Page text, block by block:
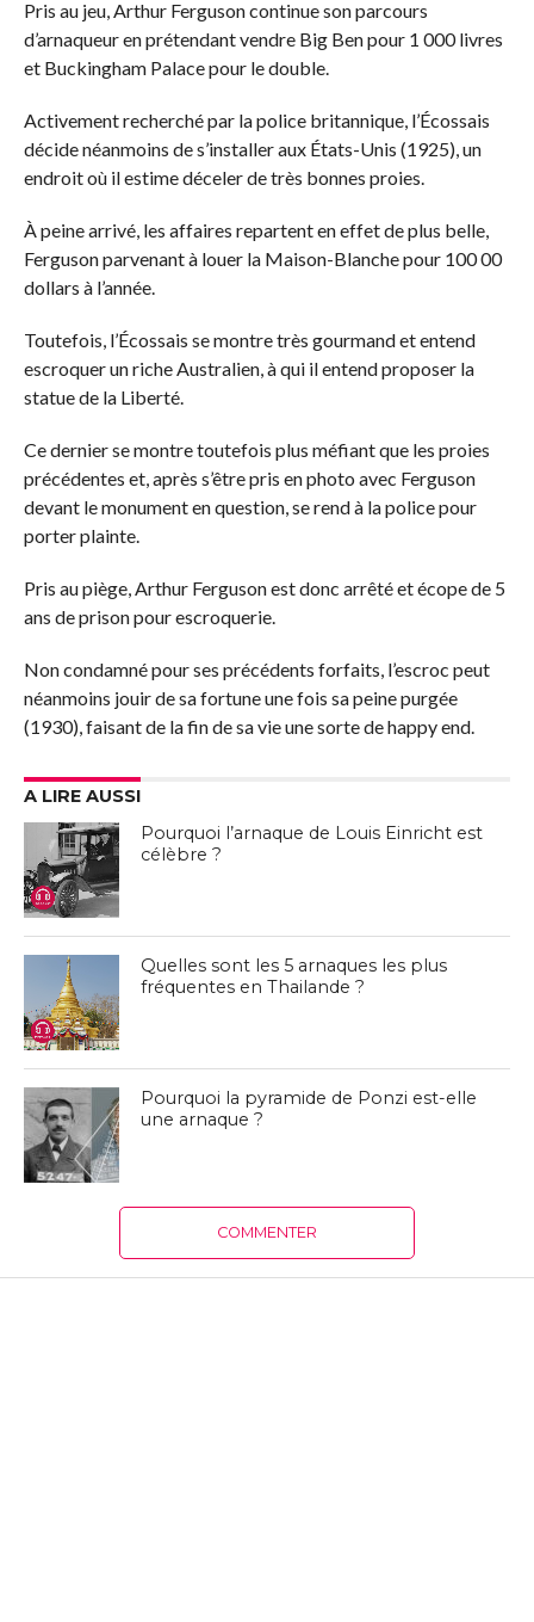
Pris au jeu, Arthur Ferguson continue son parcours
d’arnaqueur en prétendant vendre Big Ben pour 1 000 livres
et Buckingham Palace pour le double.
Activement recherché par la police britannique, l’Écossais
décide néanmoins de s’installer aux États-Unis (1925), un
endroit où il estime déceler de très bonnes proies.
À peine arrivé, les affaires repartent en effet de plus belle,
Ferguson parvenant à louer la Maison-Blanche pour 100 00
dollars à l’année.
Toutefois, l’Écossais se montre très gourmand et entend
escroquer un riche Australien, à qui il entend proposer la
statue de la Liberté.
Ce dernier se montre toutefois plus méfiant que les proies
précédentes et, après s’être pris en photo avec Ferguson
devant le monument en question, se rend à la police pour
porter plainte.
Pris au piège, Arthur Ferguson est donc arrêté et écope de 5
ans de prison pour escroquerie.
Non condamné pour ses précédents forfaits, l’escroc peut
néanmoins jouir de sa fortune une fois sa peine purgée
(1930), faisant de la fin de sa vie une sorte de happy end.
A LIRE AUSSI
Pourquoi l’arnaque de Louis Einricht est
célèbre ?
Quelles sont les 5 arnaques les plus
fréquentes en Thailande ?
Pourquoi la pyramide de Ponzi est-elle
une arnaque ?
COMMENTER